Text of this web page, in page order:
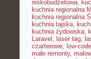
niskobudżetowa,
kuchnia regionalna
kuchnia regionalna
kuchnia tajska,
kuchnia żydowska,
Laravel , laser tag,
czarterowe, low-code
małe remonty,